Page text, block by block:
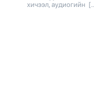
хичээл, аудиогийн